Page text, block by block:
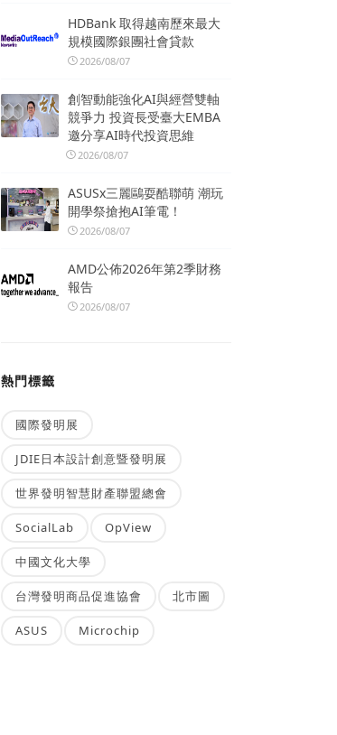
HDBank 取得越南歷來最大
規模國際銀團社會貸款
2026/08/07
創智動能強化AI與經營雙軸
競爭力 投資長受臺大EMBA
邀分享AI時代投資思維
2026/08/07
ASUSx三麗鷗耍酷聯萌 潮玩
開學祭搶抱AI筆電！
2026/08/07
AMD公佈2026年第2季財務
報告
2026/08/07
熱門標籤
國際發明展
JDIE日本設計創意暨發明展
世界發明智慧財產聯盟總會
SocialLab OpView
中國文化大學
台灣發明商品促進協會 北市圖
ASUS Microchip